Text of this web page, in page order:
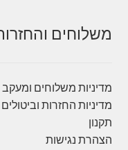
משלוחים
מדיניות משלוחים ומעקב
מדיניות החזרות וביטולים
תקנון
הצהרת נגישות